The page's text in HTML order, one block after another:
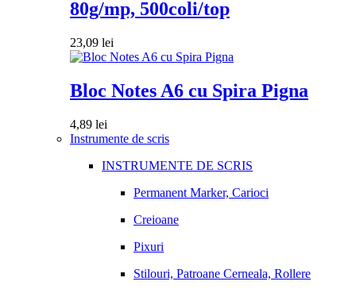
80g/mp, 500coli/top
23,09 lei
Bloc Notes A6 cu Spira Pigna
4,89 lei
Instrumente de scris
INSTRUMENTE DE SCRIS
Permanent Marker, Carioci
Creioane
Pixuri
Stilouri, Patroane Cerneala, Rollere